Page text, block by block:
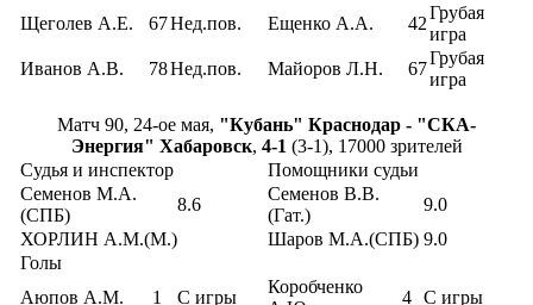
Щеголев А.Е.
67Нед.пов. Ещенко А.А. 42
Грубая
игра
Иванов А.В.
78Нед.пов. Майоров Л.Н. 67
Грубая
игра
Матч 90, 24-ое мая, "Кубань" Краснодар - "СКА-
Энергия" Хабаровск, 4-1 (3-1), 17000 зрителей
Судья и инспектор
Помощники судьи
Семенов М.А.
(СПБ)
8.6
Семенов В.В.
(Гат.)
9.0
ХОРЛИН А.М.(М.)
Шаров М.А.(СПБ) 9.0
Голы
Аюпов А.М.
1 С игры
Коробченко
4 С игры